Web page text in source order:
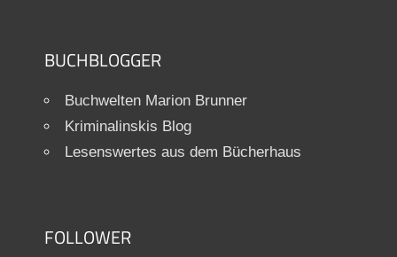
BUCHBLOGGER
Buchwelten Marion Brunner
Kriminalinskis Blog
Lesenswertes aus dem Bücherhaus
FOLLOWER